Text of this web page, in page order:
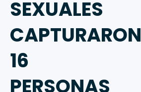
SEXUALES
CAPTURARON
16
PERSONAS